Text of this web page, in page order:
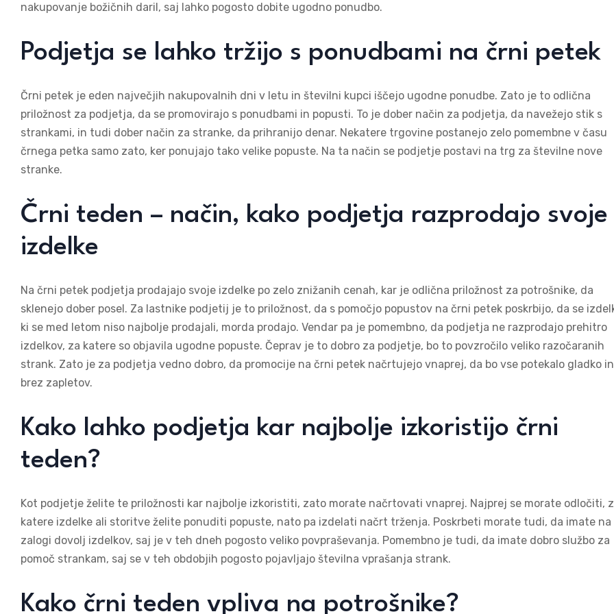
nakupovanje božičnih daril, saj lahko pogosto dobite ugodno ponudbo.
Podjetja se lahko tržijo s ponudbami na črni petek
Črni petek je eden največjih nakupovalnih dni v letu in številni kupci iščejo ugodne ponudbe. Zato je to odlična
priložnost za podjetja, da se promovirajo s ponudbami in popusti. To je dober način za podjetja, da navežejo stik s
strankami, in tudi dober način za stranke, da prihranijo denar. Nekatere trgovine postanejo zelo pomembne v času
črnega petka samo zato, ker ponujajo tako velike popuste. Na ta način se podjetje postavi na trg za številne nove
stranke.
Črni teden – način, kako podjetja razprodajo svoje
izdelke
Na črni petek podjetja prodajajo svoje izdelke po zelo znižanih cenah, kar je odlična priložnost za potrošnike, da
sklenejo dober posel. Za lastnike podjetij je to priložnost, da s pomočjo popustov na črni petek poskrbijo, da se
ki se med letom niso najbolje prodajali, morda prodajo. Vendar pa je pomembno, da podjetja ne razprodajo prehitro
izdelkov, za katere so objavila ugodne popuste. Čeprav je to dobro za podjetje, bo to povzročilo veliko razočaranih
strank. Zato je za podjetja vedno dobro, da promocije na črni petek načrtujejo vnaprej, da bo vse potekalo gladko in
brez zapletov.
Kako lahko podjetja kar najbolje izkoristijo črni
teden?
Kot podjetje želite te priložnosti kar najbolje izkoristiti, zato morate načrtovati vnaprej. Najprej se morate odločiti,
katere izdelke ali storitve želite ponuditi popuste, nato pa izdelati načrt trženja. Poskrbeti morate tudi, da imate na
zalogi dovolj izdelkov, saj je v teh dneh pogosto veliko povpraševanja. Pomembno je tudi, da imate dobro službo za
pomoč strankam, saj se v teh obdobjih pogosto pojavljajo številna vprašanja strank.
Kako črni teden vpliva na potrošnike?